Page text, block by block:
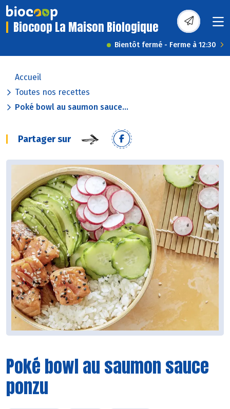
Biocoop La Maison Biologique
Bientôt fermé - Ferme à 12:30
Accueil
Toutes nos recettes
Poké bowl au saumon sauce...
Partager sur
Poké bowl au saumon sauce
ponzu